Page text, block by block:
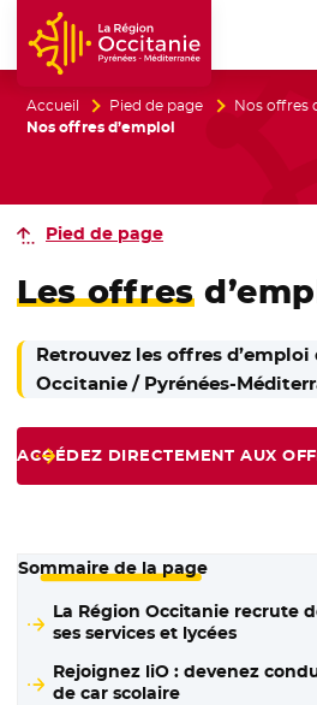
Accueil Région
Accueil Pied de page
Nos offres
Nos offres d’emploi
Pied de page
Les offres
Retrouvez les offres d’emploi
Occitanie / Pyrénées-
ACCÉDEZ DIRECTEMENT AUX
Sommaire de la page
La Région Occitanie recrute
ses services et lycées
Rejoignez liO : devenez
de car scolaire